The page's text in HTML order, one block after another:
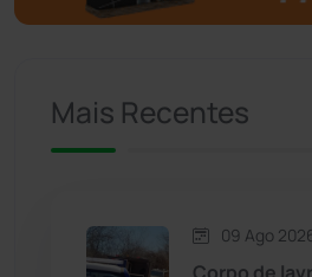
Caetanos
Candiba
Mais Recentes
09 Ago